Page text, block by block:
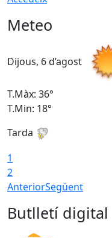
Meteo
Dijous, 6 d’agost
T.Màx: 36°
T.Min: 18°
Tarda
1
2
AnteriorSegüent
Butlletí digital